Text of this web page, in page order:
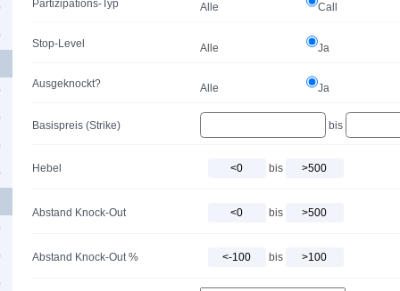
Partizipations-Typ Alle Call
Stop-Level Alle Ja
Ausgeknockt? Alle Ja
Basispreis (Strike) bis
Hebel bis
Abstand Knock-Out bis
Abstand Knock-Out % bis